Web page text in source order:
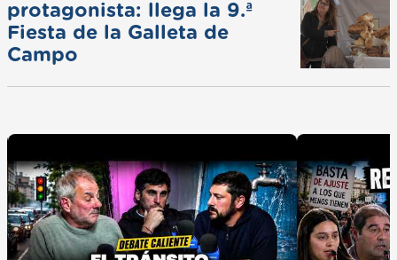
protagonista: llega la 9.ª
Fiesta de la Galleta de
Campo